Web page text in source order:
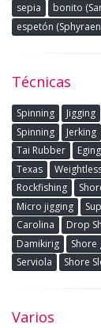
sepia
bonito
espetón
Técnicas
Spinning Jigging
Spinning
Jerking
Tai Rubber
Eging
Texas
Rockfishing
Micro jigging
Carolina
Drop
Damikirig
Shore
Serviola
Shore
Varios